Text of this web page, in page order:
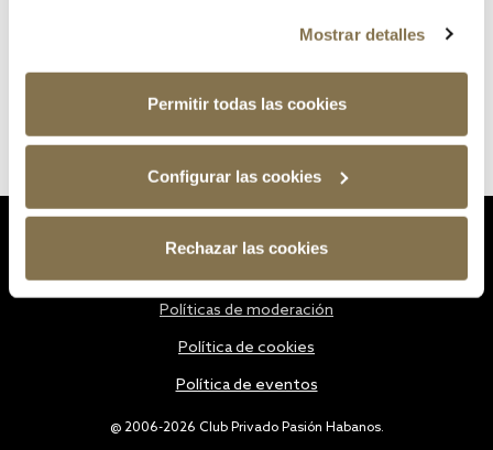
Mostrar detalles
Permitir todas las cookies
Configurar las cookies
Rechazar las cookies
@ 2006-2026 Club Privado Pasión Habanos.
Políticas de moderación
Política de cookies
Política de eventos